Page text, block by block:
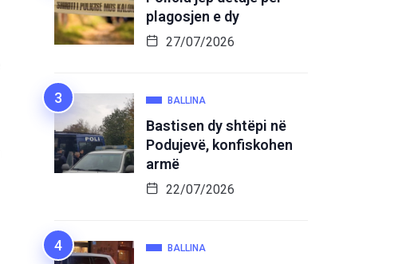
plagosjen e dy
27/07/2026
BALLINA
Bastisen dy shtëpi në
Podujevë, konfiskohen
armë
22/07/2026
BALLINA